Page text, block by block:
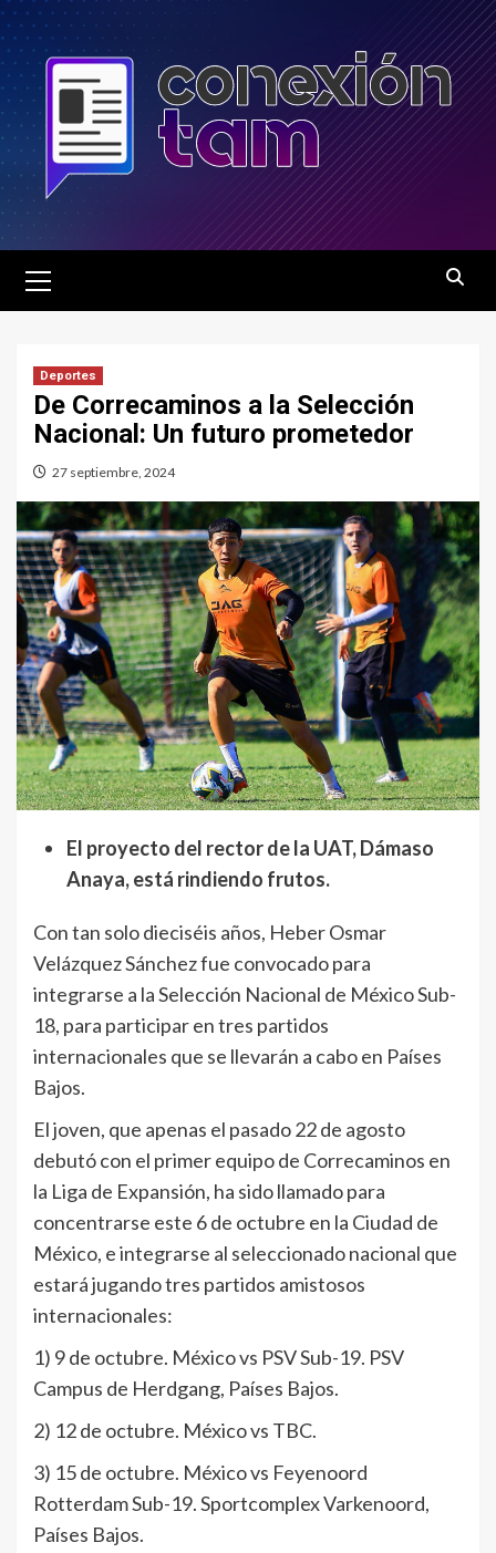
Saltar
al
contenido
principal
Deportes
De Correcaminos a la Selección
Nacional: Un futuro prometedor
27 septiembre, 2024
El proyecto del rector de la UAT, Dámaso
Anaya, está rindiendo frutos.
Con tan solo dieciséis años, Heber Osmar
Velázquez Sánchez fue convocado para
integrarse a la Selección Nacional de México Sub-
18, para participar en tres partidos
internacionales que se llevarán a cabo en Países
Bajos.
El joven, que apenas el pasado 22 de agosto
debutó con el primer equipo de Correcaminos en
la Liga de Expansión, ha sido llamado para
concentrarse este 6 de octubre en la Ciudad de
México, e integrarse al seleccionado nacional que
estará jugando tres partidos amistosos
internacionales:
1) 9 de octubre. México vs PSV Sub-19. PSV
Campus de Herdgang, Países Bajos.
2) 12 de octubre. México vs TBC.
3) 15 de octubre. México vs Feyenoord
Rotterdam Sub-19. Sportcomplex Varkenoord,
Países Bajos.